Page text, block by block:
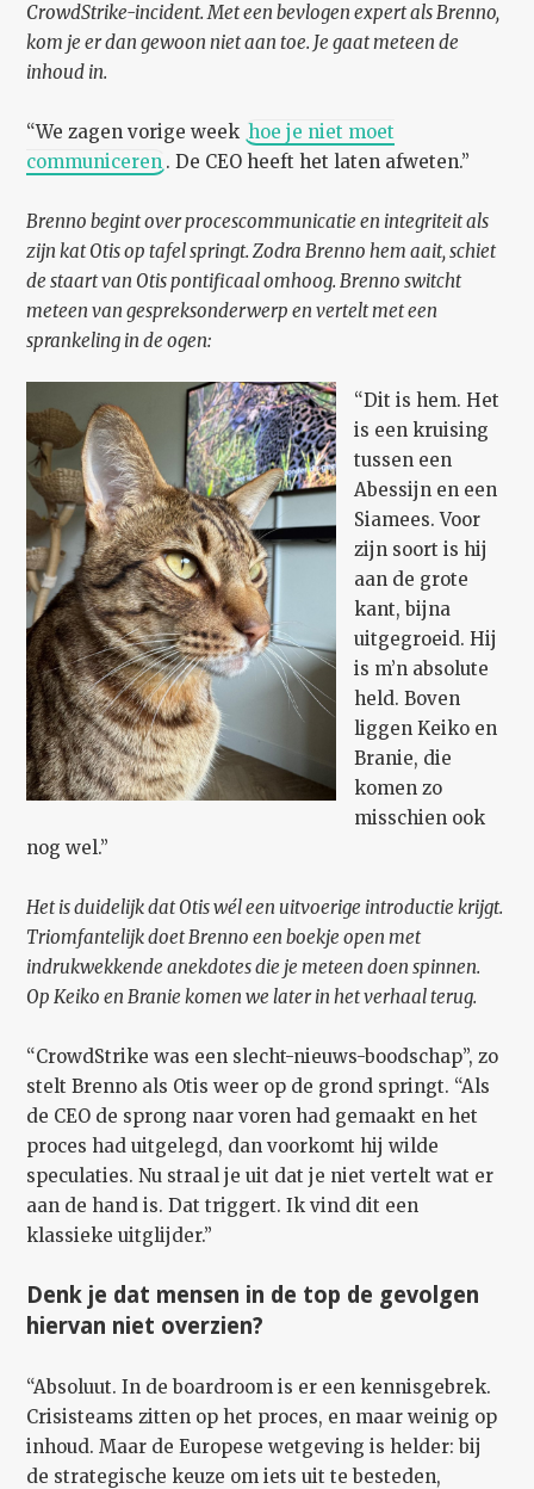
CrowdStrike-incident. Met een bevlogen expert als Brenno,
kom je er dan gewoon niet aan toe. Je gaat meteen de
inhoud in.
“We zagen vorige week hoe je niet moet
communiceren . De CEO heeft het laten afweten.”
Brenno begint over procescommunicatie en integriteit als
zijn kat Otis op tafel springt. Zodra Brenno hem aait, schiet
de staart van Otis pontificaal omhoog. Brenno switcht
meteen van gespreksonderwerp en vertelt met een
sprankeling in de ogen:
“Dit is hem. Het
is een kruising
tussen een
Abessijn en een
Siamees. Voor
zijn soort is hij
aan de grote
kant, bijna
uitgegroeid. Hij
is m’n absolute
held. Boven
liggen Keiko en
Branie, die
komen zo
misschien ook
nog wel.”
Het is duidelijk dat Otis wél een uitvoerige introductie krijgt.
Triomfantelijk doet Brenno een boekje open met
indrukwekkende anekdotes die je meteen doen spinnen.
Op Keiko en Branie komen we later in het verhaal terug.
“CrowdStrike was een slecht-nieuws-boodschap”, zo
stelt Brenno als Otis weer op de grond springt. “Als
de CEO de sprong naar voren had gemaakt en het
proces had uitgelegd, dan voorkomt hij wilde
speculaties. Nu straal je uit dat je niet vertelt wat er
aan de hand is. Dat triggert. Ik vind dit een
klassieke uitglijder.”
Denk je dat mensen in de top de gevolgen
hiervan niet overzien?
“Absoluut. In de boardroom is er een kennisgebrek.
Crisisteams zitten op het proces, en maar weinig op
inhoud. Maar de Europese wetgeving is helder: bij
de strategische keuze om iets uit te besteden,